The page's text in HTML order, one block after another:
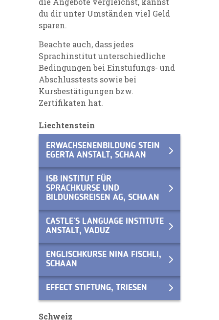
du dir unter Umständen viel Geld
sparen.
Beachte auch, dass jedes
Sprachinstitut unterschiedliche
Bedingungen bei Einstufungs- und
Abschlusstests sowie bei
Kursbestätigungen bzw.
Zertifikaten hat.
Liechtenstein
ERWACHSENENBILDUNG STEIN
EGERTA ANSTALT, SCHAAN
ISB INSTITUT FÜR
SPRACHKURSE UND
BILDUNGSREISEN AG, SCHAAN
CASTLE`S LANGUAGE INSTITUTE
ANSTALT, VADUZ
ENGLISCHKURSE NINA FISCHLI,
SCHAAN
EFFECT STIFTUNG, TRIESEN
Schweiz